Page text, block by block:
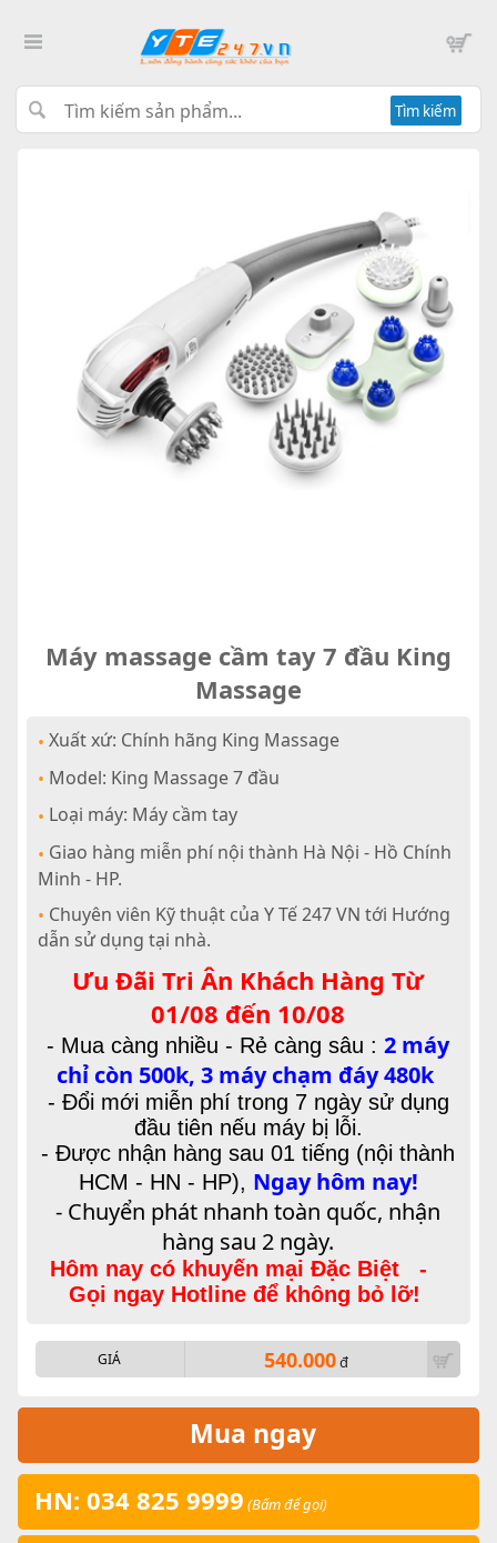
Tìm kiếm
Máy massage cầm tay 7 đầu King
Massage
• Xuất xứ: Chính hãng King Massage
• Model: King Massage 7 đầu
• Loại máy: Máy cầm tay
• Giao hàng miễn phí nội thành Hà Nội - Hồ Chính
Minh - HP.
• Chuyên viên Kỹ thuật của Y Tế 247 VN tới Hướng
dẫn sử dụng tại nhà.
Ưu Đãi Tri Ân Khách Hàng Từ
01/08 đến 10/08
- Mua càng nhiều - Rẻ càng sâu :2 máy
chỉ còn 500k, 3 máy chạm đáy 480k
- Đổi mới miễn phí trong 7 ngày sử dụng
đầu tiên nếu máy bị lỗi.
- Được nhận hàng sau 01 tiếng (nội thành
HCM - HN - HP), Ngay hôm nay!
- Chuyển phát nhanh toàn quốc, nhận
hàng sau 2 ngày.
Hôm nay có khuyến mại Đặc Biệt -
Gọi ngay Hotline để không bỏ lỡ!
GIÁ 540.000đ
Mua ngay
HN: 034 825 9999 (Bấm để gọi)